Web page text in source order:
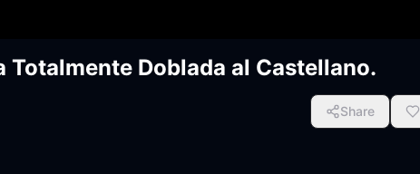
Doblada al Castellano.
Share